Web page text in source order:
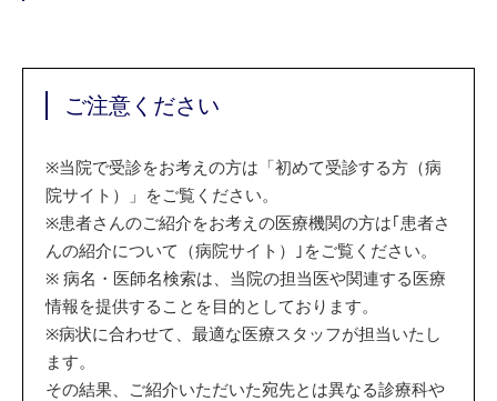
ご注意ください
※当院で受診をお考えの方は「初めて受診する方（病
院サイト）」をご覧ください。
※患者さんのご紹介をお考えの医療機関の方は｢患者さ
んの紹介について（病院サイト）｣をご覧ください。
※ 病名・医師名検索は、当院の担当医や関連する医療
情報を提供することを目的としております。
※病状に合わせて、最適な医療スタッフが担当いたし
ます。
その結果、ご紹介いただいた宛先とは異なる診療科や